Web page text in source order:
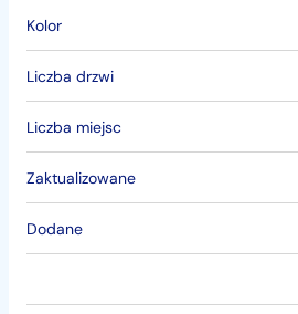
Kolor
Liczba drzwi
Liczba miejsc
Zaktualizowane
Dodane